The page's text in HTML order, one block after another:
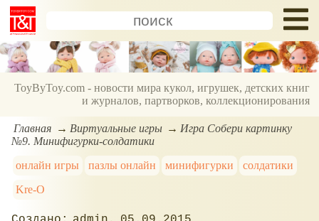
ToyByToy.com - новости мира кукол, игрушек, детских книг
и журналов, партворков, коллекционирования
Главная Виртуальные игры
Игра Собери картинку
№9. Минифигурки-солдатики
онлайн игры
пазлы онлайн минифигурки
солдатики
Kre-O